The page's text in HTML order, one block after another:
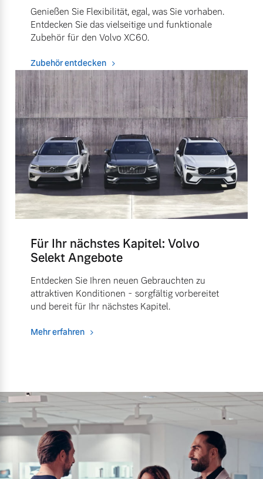
Genießen Sie Flexibilität, egal, was Sie vorhaben.
Entdecken Sie das vielseitige und funktionale
Zubehör für den Volvo XC60.
Zubehör entdecken
Für Ihr nächstes Kapitel: Volvo
Selekt Angebote
Entdecken Sie Ihren neuen Gebrauchten zu
attraktiven Konditionen - sorgfältig vorbereitet
und bereit für Ihr nächstes Kapitel.
Mehr erfahren